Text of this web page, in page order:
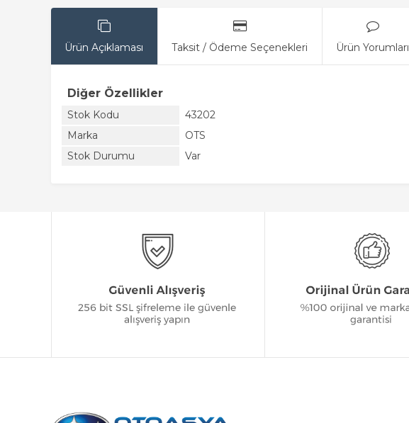
Ürün Açıklaması Taksit / Ödeme Seçenekleri Ürün Yorumları
Diğer Özellikler
Stok Kodu
43202
Marka
OTS
Stok Durumu
Var